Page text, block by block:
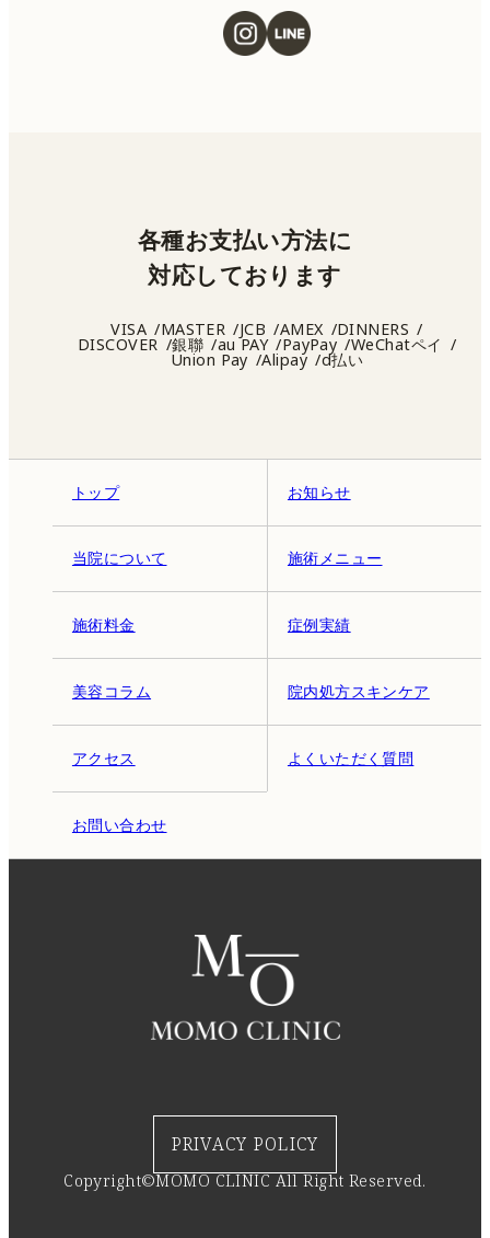
トップ お知らせ
当院について 施術メニュー
施術料金 症例実績
美容コラム 院内処方スキンケア
アクセス よくいただく質問
お問い合わせ
各種お支払い方法に
対応しております
VISA MASTER JCB AMEX DINNERS
DISCOVER 銀聯 au PAY PayPay WeChatペイ
Union Pay Alipay d払い
PRIVACY POLICY
Copyright©MOMO CLINIC All Right Reserved.